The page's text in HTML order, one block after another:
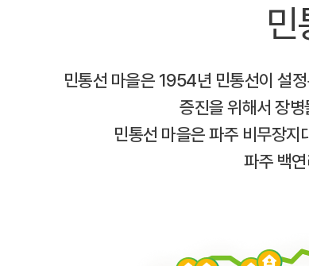
민
민통선 마을은 1954년 민통선이 설
증진을 위해서 장
민통선 마을은 파주 비무장
파주 백